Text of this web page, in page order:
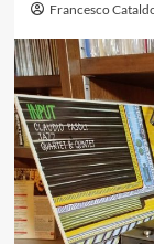
Francesco